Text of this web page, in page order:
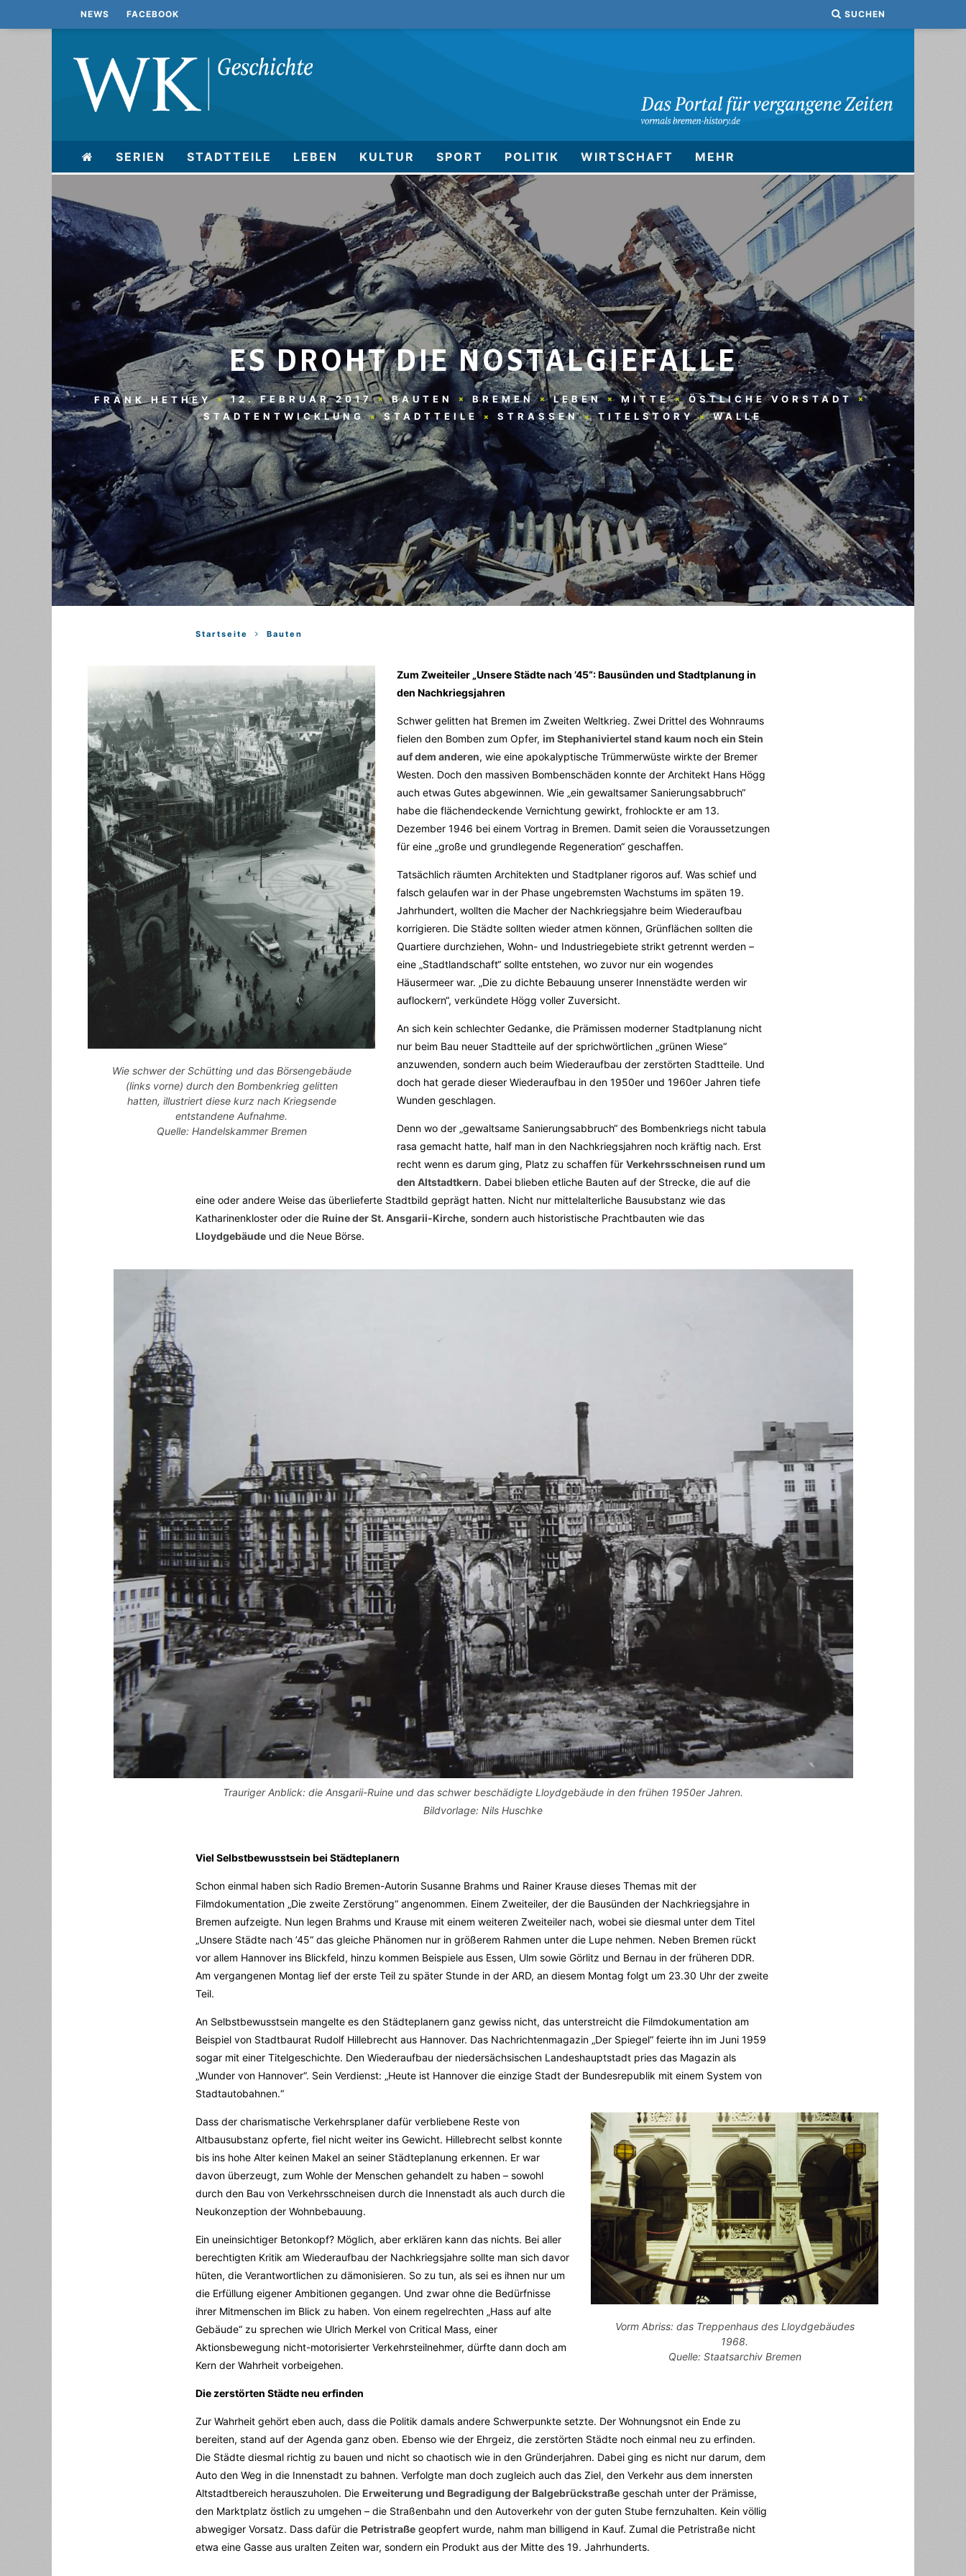
NEWS FACEBOOK SUCHEN
SERIEN STADTTEILE LEBEN KULTUR SPORT POLITIK WIRTSCHAFT MEHR
ES DROHT DIE NOSTALGIEFALLE
FRANK HETHEY 12. FEBRUAR 2017 BAUTEN BREMEN LEBEN MITTE
ÖSTLICHE VORSTADT
STADTENTWICKLUNG
STADTTEILE STRASSEN TITELSTORY WALLE
Startseite Bauten
Wie schwer der Schütting und das Börsengebäude
(links vorne) durch den Bombenkrieg gelitten
hatten, illustriert diese kurz nach Kriegsende
entstandene Aufnahme.
Quelle: Handelskammer Bremen
Zum Zweiteiler „Unsere Städte nach ’45“: Bausünden und Stadtplanung in
den Nachkriegsjahren
Schwer gelitten hat Bremen im Zweiten Weltkrieg. Zwei Drittel des Wohnraums
fielen den Bomben zum Opfer, im Stephaniviertel stand kaum noch ein Stein
auf dem anderen, wie eine apokalyptische Trümmerwüste wirkte der Bremer
Westen. Doch den massiven Bombenschäden konnte der Architekt Hans Högg
auch etwas Gutes abgewinnen. Wie „ein gewaltsamer Sanierungsabbruch“
habe die flächendeckende Vernichtung gewirkt, frohlockte er am 13.
Dezember 1946 bei einem Vortrag in Bremen. Damit seien die Voraussetzungen
für eine „große und grundlegende Regeneration“ geschaffen.
Tatsächlich räumten Architekten und Stadtplaner rigoros auf. Was schief und
falsch gelaufen war in der Phase ungebremsten Wachstums im späten 19.
Jahrhundert, wollten die Macher der Nachkriegsjahre beim Wiederaufbau
korrigieren. Die Städte sollten wieder atmen können, Grünflächen sollten die
Quartiere durchziehen, Wohn- und Industriegebiete strikt getrennt werden –
eine „Stadtlandschaft“ sollte entstehen, wo zuvor nur ein wogendes
Häusermeer war. „Die zu dichte Bebauung unserer Innenstädte werden wir
auflockern“, verkündete Högg voller Zuversicht.
An sich kein schlechter Gedanke, die Prämissen moderner Stadtplanung nicht
nur beim Bau neuer Stadtteile auf der sprichwörtlichen „grünen Wiese“
anzuwenden, sondern auch beim Wiederaufbau der zerstörten Stadtteile. Und
doch hat gerade dieser Wiederaufbau in den 1950er und 1960er Jahren tiefe
Wunden geschlagen.
Denn wo der „gewaltsame Sanierungsabbruch“ des Bombenkriegs nicht tabula
rasa gemacht hatte, half man in den Nachkriegsjahren noch kräftig nach. Erst
recht wenn es darum ging, Platz zu schaffen für Verkehrsschneisen rund um
den Altstadtkern. Dabei blieben etliche Bauten auf der Strecke, die auf die
eine oder andere Weise das überlieferte Stadtbild geprägt hatten. Nicht nur mittelalterliche Bausubstanz wie das
Katharinenkloster oder die Ruine der St. Ansgarii-Kirche, sondern auch historistische Prachtbauten wie das
Lloydgebäude und die Neue Börse.
Trauriger Anblick: die Ansgarii-Ruine und das schwer beschädigte Lloydgebäude in den frühen 1950er Jahren.
Bildvorlage: Nils Huschke
Viel Selbstbewusstsein bei Städteplanern
Schon einmal haben sich Radio Bremen-Autorin Susanne Brahms und Rainer Krause dieses Themas mit der
Filmdokumentation „Die zweite Zerstörung“ angenommen. Einem Zweiteiler, der die Bausünden der Nachkriegsjahre in
Bremen aufzeigte. Nun legen Brahms und Krause mit einem weiteren Zweiteiler nach, wobei sie diesmal unter dem Titel
„Unsere Städte nach ’45“ das gleiche Phänomen nur in größerem Rahmen unter die Lupe nehmen. Neben Bremen rückt
vor allem Hannover ins Blickfeld, hinzu kommen Beispiele aus Essen, Ulm sowie Görlitz und Bernau in der früheren DDR.
Am vergangenen Montag lief der erste Teil zu später Stunde in der ARD, an diesem Montag folgt um 23.30 Uhr der zweite
Teil.
An Selbstbewusstsein mangelte es den Städteplanern ganz gewiss nicht, das unterstreicht die Filmdokumentation am
Beispiel von Stadtbaurat Rudolf Hillebrecht aus Hannover. Das Nachrichtenmagazin „Der Spiegel“ feierte ihn im Juni 1959
sogar mit einer Titelgeschichte. Den Wiederaufbau der niedersächsischen Landeshauptstadt pries das Magazin als
„Wunder von Hannover“. Sein Verdienst: „Heute ist Hannover die einzige Stadt der Bundesrepublik mit einem System von
Stadtautobahnen.“
Vorm Abriss: das Treppenhaus des Lloydgebäudes
1968.
Quelle: Staatsarchiv Bremen
Dass der charismatische Verkehrsplaner dafür verbliebene Reste von
Altbausubstanz opferte, fiel nicht weiter ins Gewicht. Hillebrecht selbst konnte
bis ins hohe Alter keinen Makel an seiner Städteplanung erkennen. Er war
davon überzeugt, zum Wohle der Menschen gehandelt zu haben – sowohl
durch den Bau von Verkehrsschneisen durch die Innenstadt als auch durch die
Neukonzeption der Wohnbebauung.
Ein uneinsichtiger Betonkopf? Möglich, aber erklären kann das nichts. Bei aller
berechtigten Kritik am Wiederaufbau der Nachkriegsjahre sollte man sich davor
hüten, die Verantwortlichen zu dämonisieren. So zu tun, als sei es ihnen nur um
die Erfüllung eigener Ambitionen gegangen. Und zwar ohne die Bedürfnisse
ihrer Mitmenschen im Blick zu haben. Von einem regelrechten „Hass auf alte
Gebäude“ zu sprechen wie Ulrich Merkel von Critical Mass, einer
Aktionsbewegung nicht-motorisierter Verkehrsteilnehmer, dürfte dann doch am
Kern der Wahrheit vorbeigehen.
Die zerstörten Städte neu erfinden
Zur Wahrheit gehört eben auch, dass die Politik damals andere Schwerpunkte setzte. Der Wohnungsnot ein Ende zu
bereiten, stand auf der Agenda ganz oben. Ebenso wie der Ehrgeiz, die zerstörten Städte noch einmal neu zu erfinden.
Die Städte diesmal richtig zu bauen und nicht so chaotisch wie in den Gründerjahren. Dabei ging es nicht nur darum, dem
Auto den Weg in die Innenstadt zu bahnen. Verfolgte man doch zugleich auch das Ziel, den Verkehr aus dem innersten
Altstadtbereich herauszuholen. Die Erweiterung und Begradigung der Balgebrückstraße geschah unter der Prämisse,
den Marktplatz östlich zu umgehen – die Straßenbahn und den Autoverkehr von der guten Stube fernzuhalten. Kein völlig
abwegiger Vorsatz. Dass dafür die Petristraße geopfert wurde, nahm man billigend in Kauf. Zumal die Petristraße nicht
etwa eine Gasse aus uralten Zeiten war, sondern ein Produkt aus der Mitte des 19. Jahrhunderts.